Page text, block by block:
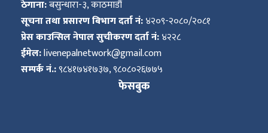
ठेगाना:बसुन्धारा-३, काठमाडौं
सूचना तथा प्रसारण बिभाग दर्ता नं:४२०९-२०८०/२०८१
प्रेस काउन्सिल नेपाल सुचीकरण दर्ता नं:४२२८
ईमेल:livenepalnetwork@gmail.com
सम्पर्क नं.:९८४१७४१७३७, ९८०८०२६७७५
फेसबुक